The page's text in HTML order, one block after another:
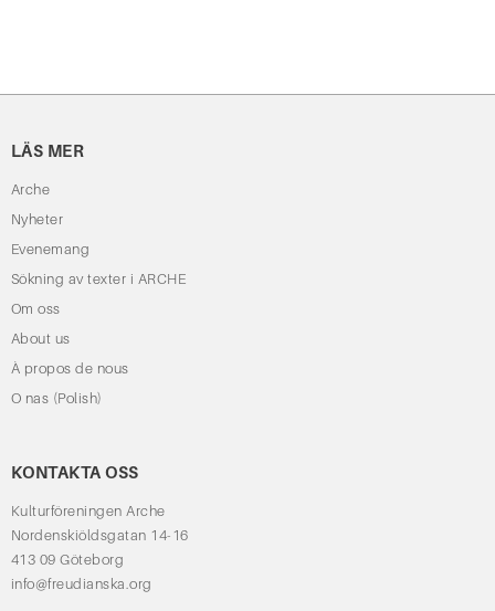
LÄS MER
Arche
Nyheter
Evenemang
Sökning av texter i ARCHE
Om oss
About us
À propos de nous
O nas (Polish)
KONTAKTA OSS
Kulturföreningen Arche
Nordenskiöldsgatan 14-16
413 09 Göteborg
info@freudianska.org